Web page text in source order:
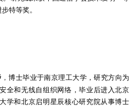
特等奖。
，博士毕业于南京理工大学，研究方向为
全和无线自组织网络，毕业后进入北京
学和北京启明星辰核心研究院从事博士